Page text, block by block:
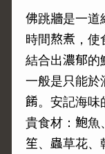
佛跳牆是一道
時間熬煮，使
結合出濃郁的
一般是只能於
餚。安記海味
貴食材：鮑魚
笙、蟲草花、